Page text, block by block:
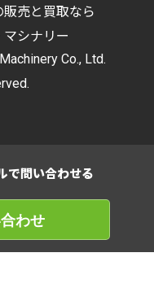
売と買取なら
シナリー
Co., Ltd.
で問い合わせる
わせ